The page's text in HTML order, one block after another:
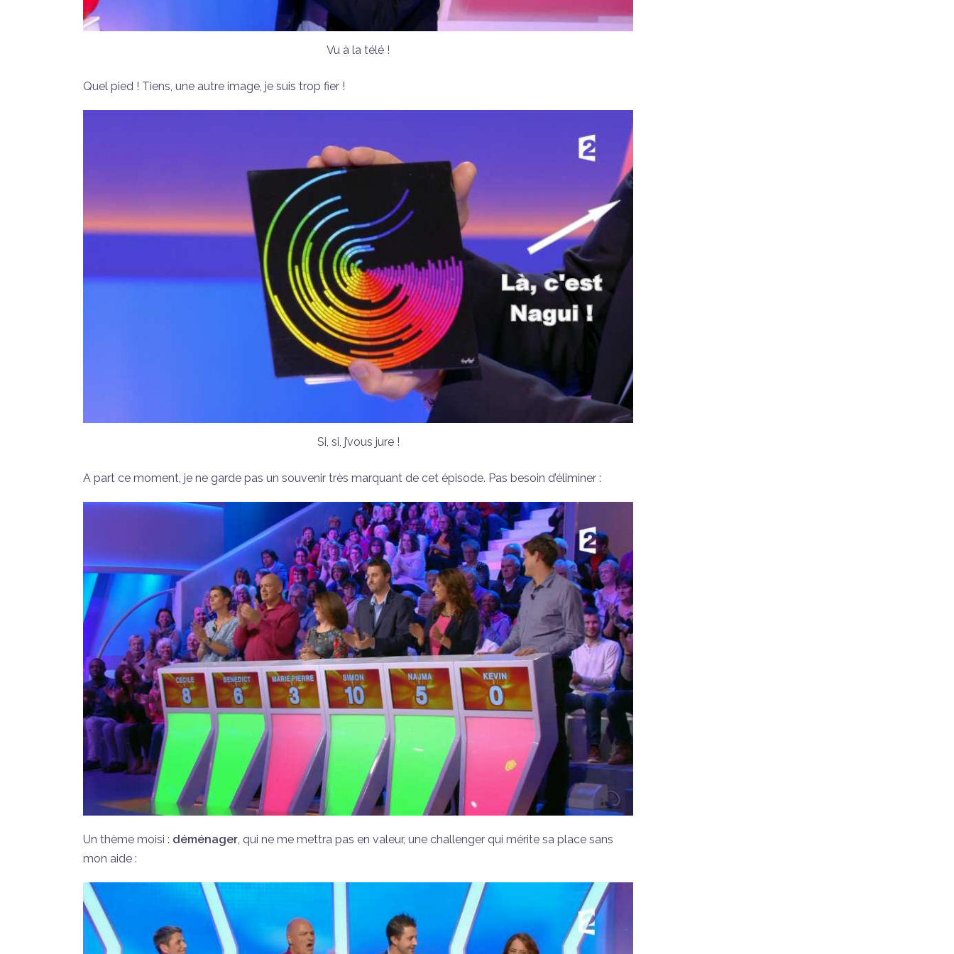
Vu à la télé !
Quel pied ! Tiens, une autre image, je suis trop fier !
Si, si, j’vous jure !
A part ce moment, je ne garde pas un souvenir très marquant de cet épisode. Pas besoin d’éliminer :
Un thème moisi : déménager, qui ne me mettra pas en valeur, une challenger qui mérite sa place sans
mon aide :